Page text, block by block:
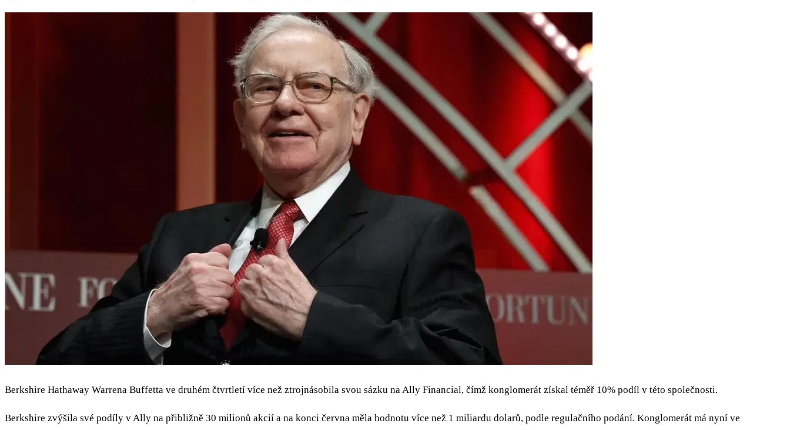
Berkshire Hathaway Warrena Buffetta ve druhém čtvrtletí více než ztrojnásobila svou sázku na Ally Financial, čímž konglomerát získal téměř 10% podíl v této společnosti.
Berkshire zvýšila své podíly v Ally na přibližně 30 milionů akcií a na konci června měla hodnotu více než 1 miliardu dolarů, podle regulačního podání. Konglomerát má nyní ve